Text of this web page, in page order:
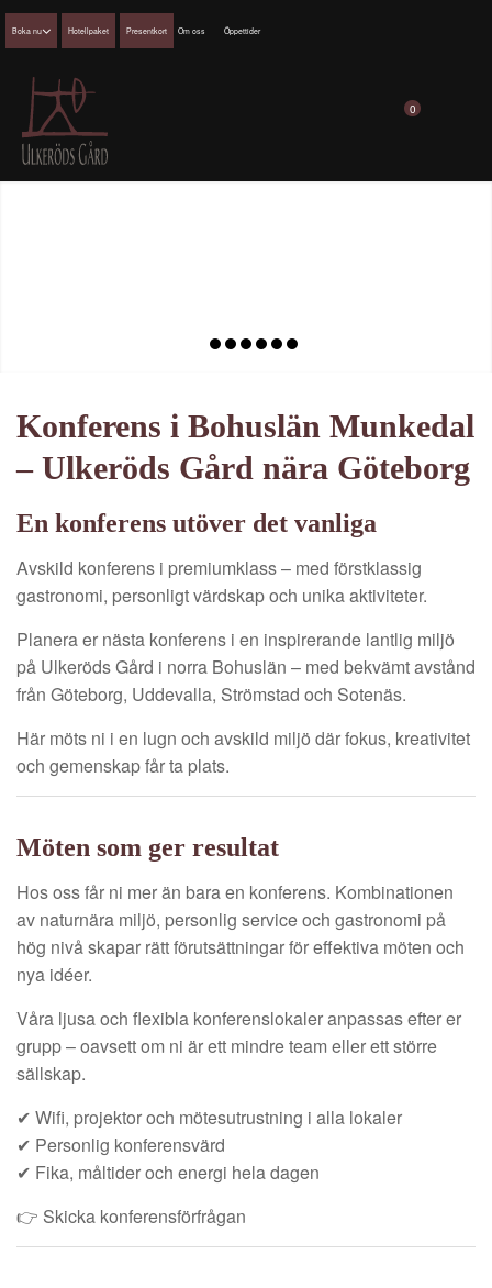
0
Boka nu Hotellpaket Presentkort Om oss Öppettider
Konferens i Bohuslän Munkedal
– Ulkeröds Gård nära Göteborg
En konferens utöver det vanliga
Avskild konferens i premiumklass – med förstklassig
gastronomi, personligt värdskap och unika aktiviteter.
Planera er nästa konferens i en inspirerande lantlig miljö
på Ulkeröds Gård i norra Bohuslän – med bekvämt avstånd
från Göteborg, Uddevalla, Strömstad och Sotenäs.
Här möts ni i en lugn och avskild miljö där fokus, kreativitet
och gemenskap får ta plats.
Möten som ger resultat
Hos oss får ni mer än bara en konferens. Kombinationen
av naturnära miljö, personlig service och gastronomi på
hög nivå skapar rätt förutsättningar för effektiva möten och
nya idéer.
Våra ljusa och flexibla konferenslokaler anpassas efter er
grupp – oavsett om ni är ett mindre team eller ett större
sällskap.
✔ Wifi, projektor och mötesutrustning i alla lokaler
✔ Personlig konferensvärd
✔ Fika, måltider och energi hela dagen
👉 Skicka konferensförfrågan